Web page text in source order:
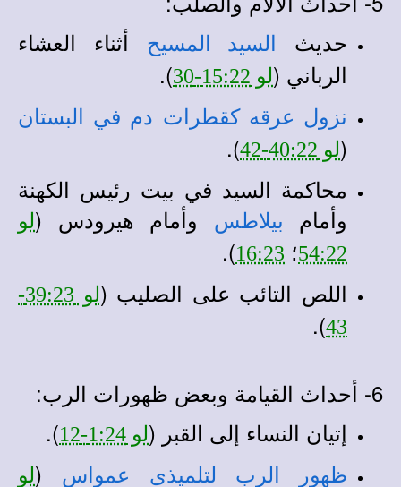
حديث
السيد المسيح
أثناء العشاء
الرباني (لو 15:22-30 ).
نزول عرقه كقطرات دم في البستان
(لو 40:22-42
).
محاكمة السيد في بيت رئيس الكهنة
وأمام
بيلاطس وأمام هيرودس (لو
54:22؛ 16:23
).
اللص التائب على الصليب (
لو 39:23-
43
).
6- أحداث القيامة وبعض ظهورات الرب:
إتيان النساء إلى القبر (لو 1:24-12 ).
ظهور الرب لتلميذى عمواس (لو